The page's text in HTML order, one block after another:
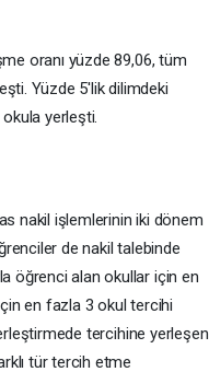
oranı yüzde 89,06, tüm
Yüzde 5'lik dilimdeki
yerleşti.
nakil işlemlerinin iki dönem
de nakil talebinde
öğrenci alan okullar için en
en fazla 3 okul tercihi
tercihine yerleşen
tür tercih etme